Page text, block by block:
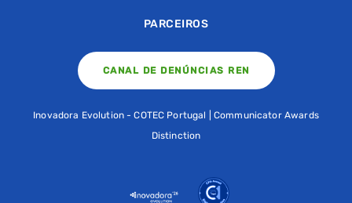
PARCEIROS
CANAL DE DENÚNCIAS REN
Inovadora Evolution - COTEC Portugal | Communicator Awards
Distinction